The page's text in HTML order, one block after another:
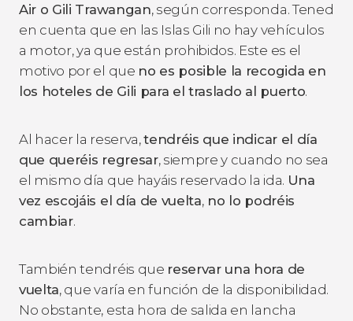
Air o Gili Trawangan, según corresponda. Tened
en cuenta que en las Islas Gili no hay vehículos
a motor, ya que están prohibidos. Este es el
motivo por el que no es posible la recogida en
los hoteles de Gili para el traslado al puerto.
Al hacer la reserva,tendréis que indicar el día
que queréis regresar, siempre y cuando no sea
el mismo día que hayáis reservado la ida. Una
vez escojáis el día de vuelta,no lo podréis
cambiar.
También tendréis que reservar una hora de
vuelta, que varía en función de la disponibilidad.
No obstante, esta hora de salida en lancha